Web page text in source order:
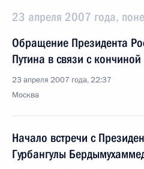
23 апреля 2007 года,
Обращение Президента
Путина в связи с
23 апреля 2007 года, 22:37
Москва
Начало встречи с
Гурбангулы